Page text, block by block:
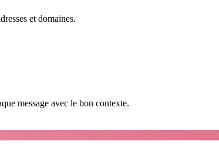
et domaines.
message avec le bon contexte.